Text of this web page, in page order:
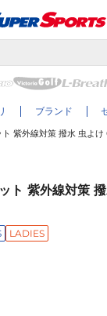
ブランド
紫外線対策 撥水 虫よけ
ト 紫外線対策
LADIES